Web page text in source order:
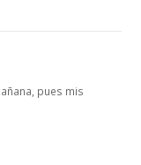
pues mis